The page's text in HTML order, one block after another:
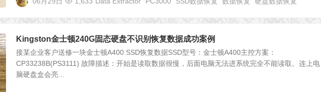
Kingston金士顿240G固态硬盘不识别恢复数据成功案例
接某企业客户送修一块金士顿A400 SSD恢复数据SSD型号：金士顿A400主控方案：
CP33238B(PS3111) 故障描述：开始是读取数据很慢，后面电脑无法进系统完全不能读取。连上电
脑硬盘盒会亮...